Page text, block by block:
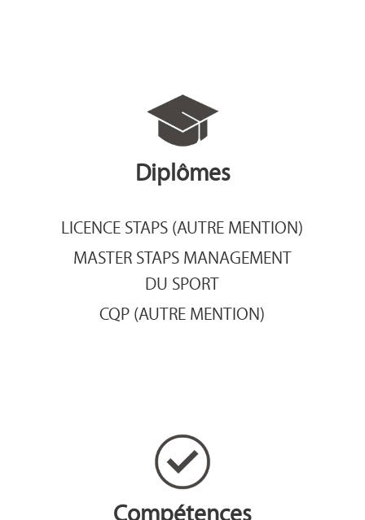
Diplômes
LICENCE STAPS (AUTRE MENTION)
MASTER STAPS MANAGEMENT
DU SPORT
CQP (AUTRE MENTION)